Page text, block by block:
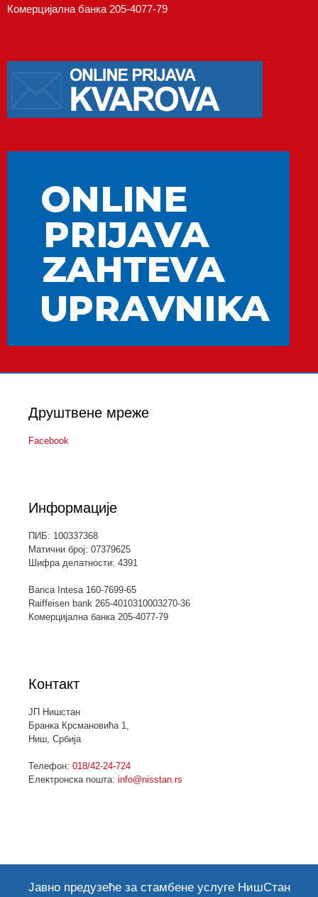
Комерцијална банка 205-4077-79
Друштвене мреже
Facebook
Информације
ПИБ: 100337368
Матични број: 07379625
Шифра делатности: 4391
Banca Intesa 160-7699-65
Raiffeisen bank 265-4010310003270-36
Комерцијална банка 205-4077-79
Контакт
ЈП Нишстан
Бранка Крсмановића 1,
Ниш, Србија
Телефон: 018/42-24-724
Електронска пошта: info@nisstan.rs
Јавно предузеће за стамбене услуге НишСтан